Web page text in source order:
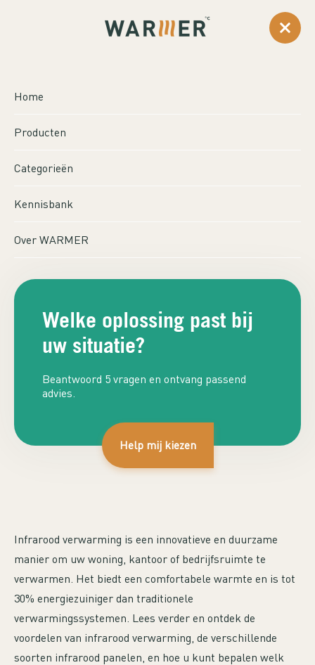
Home
Producten
Categorieën
Kennisbank
Over WARMER
Welke oplossing past bij
uw situatie?
Beantwoord 5 vragen en ontvang passend
advies.
Help mij kiezen
0
INFRAROOD
Infrarood verwarming is een innovatieve en duurzame
manier om uw woning, kantoor of bedrijfsruimte te
verwarmen. Het biedt een comfortabele warmte en is tot
30% energiezuiniger dan traditionele
verwarmingssystemen. Lees verder en ontdek de
voordelen van infrarood verwarming, de verschillende
soorten infrarood panelen, en hoe u kunt bepalen welk